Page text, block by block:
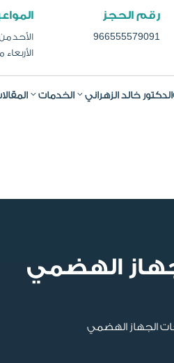
الأحد من
الأربعاء من
رقم الحجز
966555579091
الدكتور خالد الزهراني الخدمات
الهضمي
الجهاز الهضمي